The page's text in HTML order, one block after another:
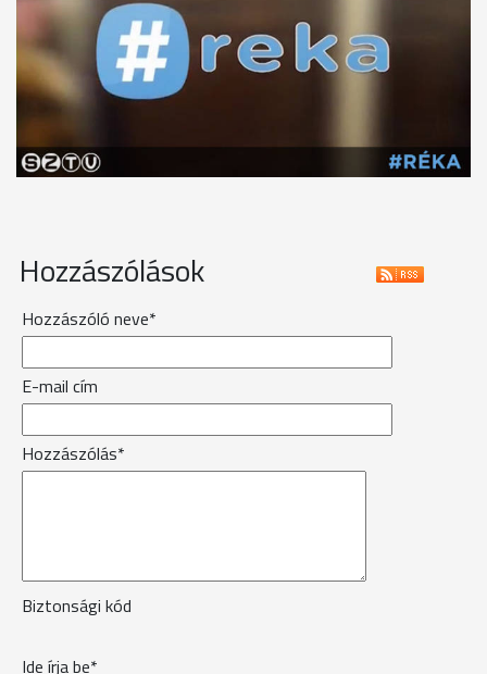
Hozzászólások
Hozzászóló neve*
E-mail cím
Hozzászólás*
Biztonsági kód
Ide írja be*